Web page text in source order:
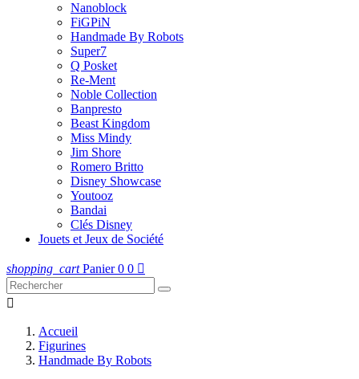
Nanoblock
FiGPiN
Handmade By Robots
Super7
Q Posket
Re-Ment
Noble Collection
Banpresto
Beast Kingdom
Miss Mindy
Jim Shore
Romero Britto
Disney Showcase
Youtooz
Bandai
Clés Disney
Jouets et Jeux de Société
shopping_cart Panier 0 0 

Accueil
Figurines
Handmade By Robots